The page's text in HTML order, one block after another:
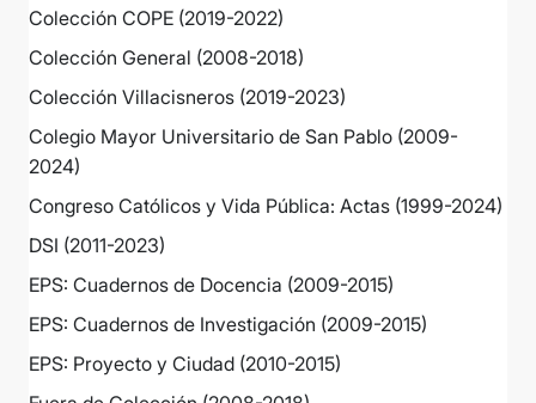
Colección COPE (2019-2022)
Colección General (2008-2018)
Colección Villacisneros (2019-2023)
Colegio Mayor Universitario de San Pablo (2009-
2024)
Congreso Católicos y Vida Pública: Actas (1999-2024)
DSI (2011-2023)
EPS: Cuadernos de Docencia (2009-2015)
EPS: Cuadernos de Investigación (2009-2015)
EPS: Proyecto y Ciudad (2010-2015)